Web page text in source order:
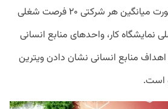
به گفته محمدآبادی، به‌صورت میانگین هر شرکتی ۲۰ فرصت شغلی
نمایشگاه کار، واحد‌های منابع انسانی
منابع انسانی نشان دادن ویترین
است.